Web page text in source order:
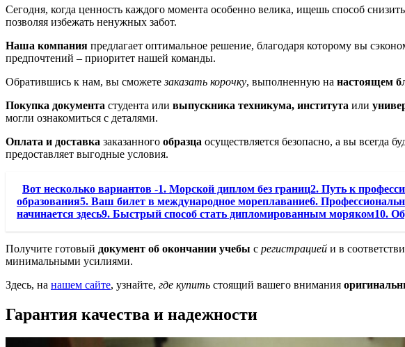
Сегодня, когда ценность каждого момента особенно велика, ищешь способ
позволяя избежать ненужных забот.
Наша компания предлагает оптимальное решение, благодаря которому вы
предпочтений – приоритет нашей команды.
Обратившись к нам, вы сможетезаказать корочку, выполненную на настоящем
Покупка документа студента или выпускника техникума, института или
могли ознакомиться с деталями.
Оплата и доставка заказанного образца осуществляется безопасно, а вы всегда
предоставляет выгодные условия.
Вот несколько вариантов -1. Морской диплом без границ2. Путь к
образования5. Ваш билет в международное мореплавание6.
начинается здесь9. Быстрый способ стать дипломированным моряком10.
Получите готовый документ об окончании учебы с регистрацией и в
минимальными усилиями.
Здесь, на нашем сайте, узнайте, где купить стоящий вашего внимания
Гарантия качества и надежности